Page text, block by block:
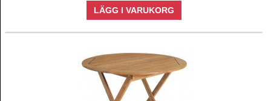
LÄGG I VARUKORG